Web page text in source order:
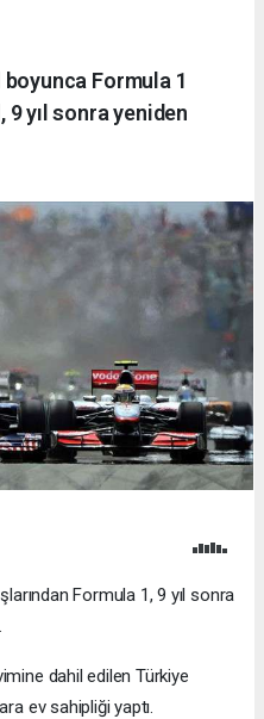
boyunca Formula 1
9 yıl sonra yeniden
Formula 1, 9 yıl sonra
dahil edilen Türkiye
ev sahipliği yaptı.